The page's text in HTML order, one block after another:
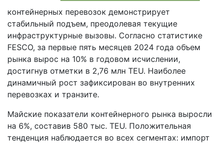
контейнерных перевозок демонстрирует
стабильный подъем, преодолевая текущие
инфраструктурные вызовы. Согласно статистике
FESCO, за первые пять месяцев 2024 года объем
рынка вырос на 10% в годовом исчислении,
достигнув отметки в 2,76 млн TEU. Наиболее
динамичный рост зафиксирован во внутренних
перевозках и транзите.
Майские показатели контейнерного рынка выросли
на 6%, составив 580 тыс. TEU. Положительная
тенденция наблюдается во всех сегментах: импорт